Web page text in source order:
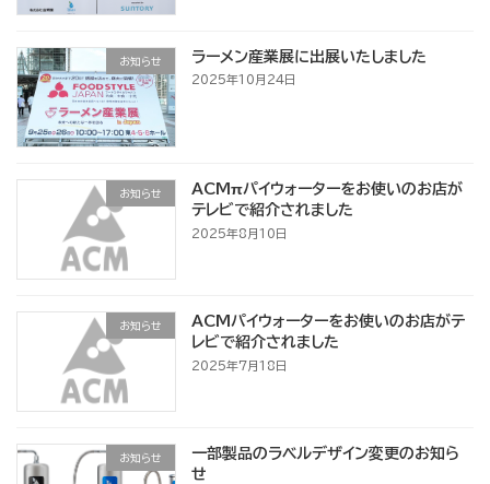
お知らせ ラーメン産業展に出展いたしました
2025年10月24日
お知らせ
ACMπパイウォーターをお使いのお店が
テレビで紹介されました
2025年8月10日
お知らせ
ACMパイウォーターをお使いのお店がテ
レビで紹介されました
2025年7月18日
お知らせ
一部製品のラベルデザイン変更のお知ら
せ